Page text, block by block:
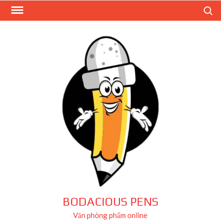
Skip
BODACIOUS PENS
Văn phòng phẩm online